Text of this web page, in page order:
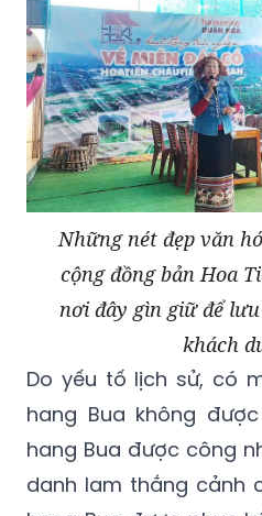
Những nét đẹp văn
cộng đồng bản Hoa
nơi đây gìn giữ để
khách
Do yếu tố lịch sử, có
hang Bua không
hang Bua được công
danh lam thắng cảnh